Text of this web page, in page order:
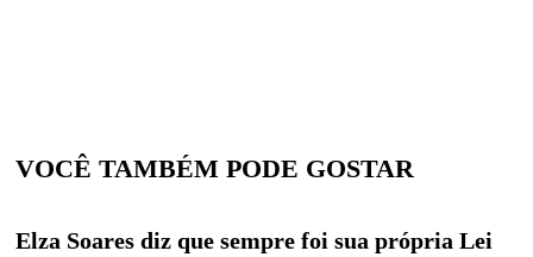
VOCÊ TAMBÉM PODE GOSTAR
Elza Soares diz que sempre foi sua própria Lei